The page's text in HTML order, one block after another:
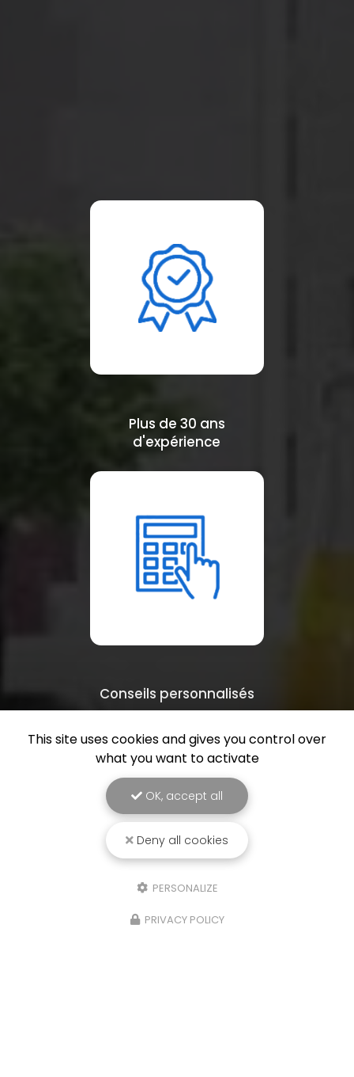
Plus de 30 ans
d'expérience
Conseils personnalisés
This site uses cookies and gives you control over
what you want to activate
OK, accept all
Deny all cookies
PERSONALIZE
PRIVACY POLICY